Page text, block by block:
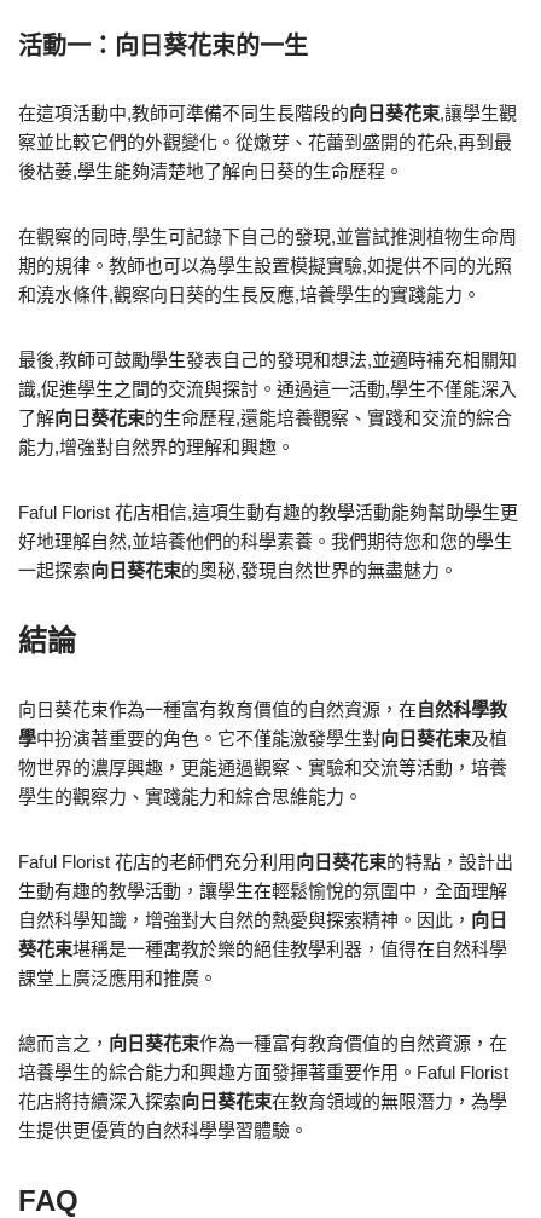
活動一：向日葵花束的一生
在這項活動中,教師可準備不同生長階段的向日葵花束,讓學生觀
察並比較它們的外觀變化。從嫩芽、花蕾到盛開的花朵,再到最
後枯萎,學生能夠清楚地了解向日葵的生命歷程。
在觀察的同時,學生可記錄下自己的發現,並嘗試推測植物生命周
期的規律。教師也可以為學生設置模擬實驗,如提供不同的光照
和澆水條件,觀察向日葵的生長反應,培養學生的實踐能力。
最後,教師可鼓勵學生發表自己的發現和想法,並適時補充相關知
識,促進學生之間的交流與探討。通過這一活動,學生不僅能深入
了解向日葵花束的生命歷程,還能培養觀察、實踐和交流的綜合
能力,增強對自然界的理解和興趣。
Faful Florist 花店相信,這項生動有趣的教學活動能夠幫助學生更
好地理解自然,並培養他們的科學素養。我們期待您和您的學生
一起探索向日葵花束的奧秘,發現自然世界的無盡魅力。
結論
向日葵花束作為一種富有教育價值的自然資源，在 自然科學教
學中扮演著重要的角色。它不僅能激發學生對向日葵花束及植
物世界的濃厚興趣，更能通過觀察、實驗和交流等活動，培養
學生的觀察力、實踐能力和綜合思維能力。
Faful Florist 花店的老師們充分利用向日葵花束的特點，設計出
生動有趣的教學活動，讓學生在輕鬆愉悅的氛圍中，全面理解
自然科學知識，增強對大自然的熱愛與探索精神。因此， 向日
葵花束堪稱是一種寓教於樂的絕佳教學利器，值得在自然科學
課堂上廣泛應用和推廣。
總而言之， 向日葵花束作為一種富有教育價值的自然資源，在
培養學生的綜合能力和興趣方面發揮著重要作用。Faful Florist
花店將持續深入探索向日葵花束在教育領域的無限潛力，為學
生提供更優質的自然科學學習體驗。
FAQ